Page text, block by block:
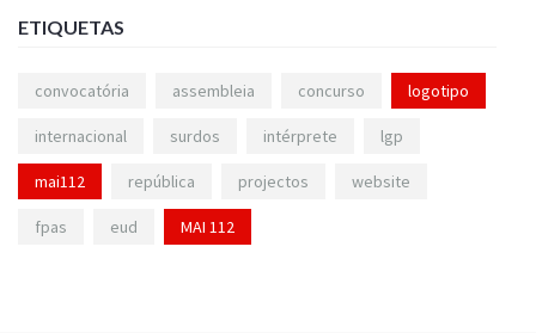
ETIQUETAS
convocatória assembleia concurso logotipo
internacional surdos intérprete lgp
mai112 república projectos website
fpas eud MAI 112